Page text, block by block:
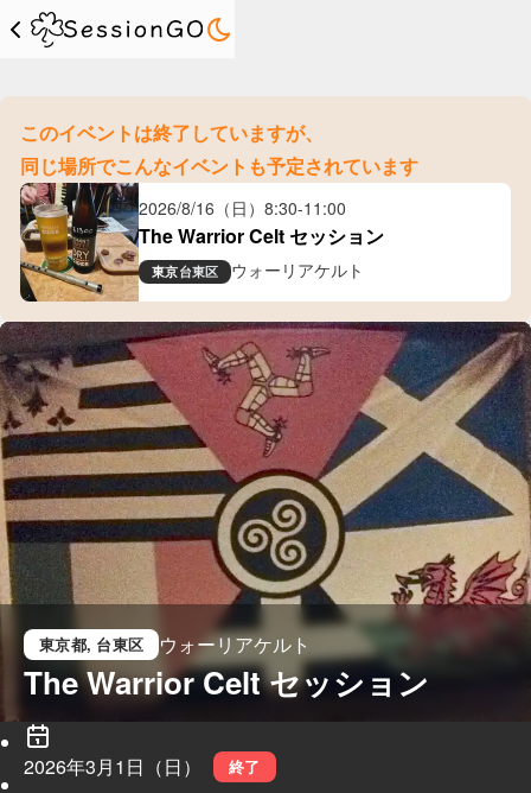
このイベントは終了していますが、
同じ場所でこんなイベントも予定されています
2026/8/16（日） 8:30-11:00
The Warrior Celt セッション
東京台東区 ウォーリアケルト
東京都, 台東区 ウォーリアケルト
The Warrior Celt セッション
2026年3月1日（日） 終了